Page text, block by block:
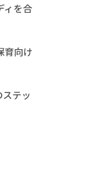
ィを合
育向け
テッ